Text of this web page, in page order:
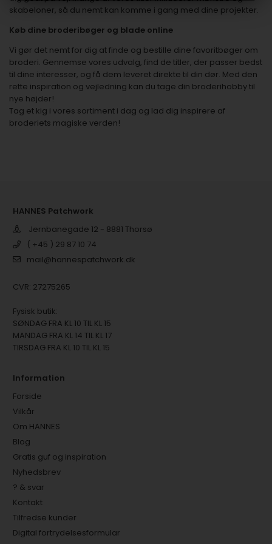
skabeloner, så du nemt kan komme i gang med dine projekter.
Køb dine broderibøger og blade online
Vi gør det nemt for dig at finde og bestille dine favoritbøger om
broderi. Gennemse vores udvalg, find de titler, der passer bedst
til dine interesser, og få dem leveret direkte til din dør. Med den
rette inspiration og vejledning kan du tage din broderihobby til
nye højder!
Tag et kig i vores sortiment i dag og lad dig inspirere af
broderiets magiske verden!
HANNES Patchwork
Jernbanegade 12 - 8881 Thorsø
( +45 ) 29 87 10 74
mail@hannespatchwork.dk
CVR: 27275265
Fysisk butik:
SØNDAG FRA KL 10 TIL KL 15
MANDAG FRA KL 14 TIL KL 17
TIRSDAG FRA KL 10 TIL KL 15
Information
Forside
Vilkår
Om HANNES
Blog
Gratis guf og inspiration
Nyhedsbrev
? & svar
Kontakt
Tilfredse kunder
Digital fortrydelsesformular